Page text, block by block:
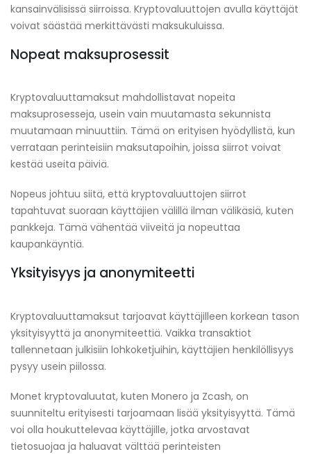
kansainvälisissä siirroissa. Kryptovaluuttojen avulla käyttäjät
voivat säästää merkittävästi maksukuluissa.
Nopeat maksuprosessit
Kryptovaluuttamaksut mahdollistavat nopeita
maksuprosesseja, usein vain muutamasta sekunnista
muutamaan minuuttiin. Tämä on erityisen hyödyllistä, kun
verrataan perinteisiin maksutapoihin, joissa siirrot voivat
kestää useita päiviä.
Nopeus johtuu siitä, että kryptovaluuttojen siirrot
tapahtuvat suoraan käyttäjien välillä ilman välikäsiä, kuten
pankkeja. Tämä vähentää viiveitä ja nopeuttaa
kaupankäyntiä.
Yksityisyys ja anonymiteetti
Kryptovaluuttamaksut tarjoavat käyttäjilleen korkean tason
yksityisyyttä ja anonymiteettiä. Vaikka transaktiot
tallennetaan julkisiin lohkoketjuihin, käyttäjien henkilöllisyys
pysyy usein piilossa.
Monet kryptovaluutat, kuten Monero ja Zcash, on
suunniteltu erityisesti tarjoamaan lisää yksityisyyttä. Tämä
voi olla houkuttelevaa käyttäjille, jotka arvostavat
tietosuojaa ja haluavat välttää perinteisten